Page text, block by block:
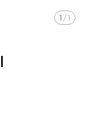
1 /1